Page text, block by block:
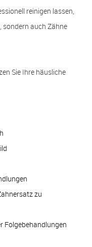
reinigen lassen,
sondern auch Zähne
Sie Ihre häusliche
zu
Folgebehandlungen